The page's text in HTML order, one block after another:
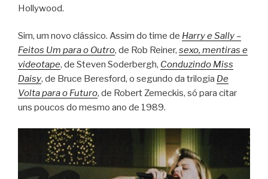
Hollywood.
Sim, um novo clássico. Assim do time de Harry e Sally –
Feitos Um para o Outro, de Rob Reiner, sexo, mentiras e
videotape, de Steven Soderbergh, Conduzindo Miss
Daisy, de Bruce Beresford, o segundo da trilogia De
Volta para o Futuro, de Robert Zemeckis, só para citar
uns poucos do mesmo ano de 1989.